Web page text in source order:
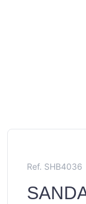
Ref. SHB4036